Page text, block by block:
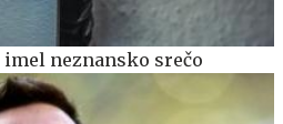
neznansko srečo